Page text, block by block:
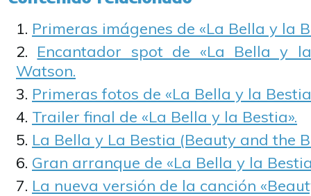
Primeras imágenes de «La Bella y la
Encantador spot de «La Bella y
Watson.
Primeras fotos de «La Bella y la
Trailer final de «La Bella y la Bestia».
La Bella y La Bestia (Beauty and the
Gran arranque de «La Bella y la
La nueva versión de la canción